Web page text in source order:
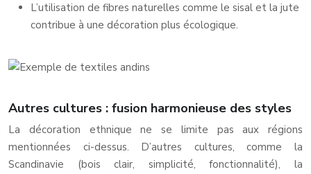
L’utilisation de fibres naturelles comme le sisal et la jute
contribue à une décoration plus écologique.
Autres cultures : fusion harmonieuse des styles
La décoration ethnique ne se limite pas aux régions
mentionnées ci-dessus. D’autres cultures, comme la
Scandinavie (bois clair, simplicité, fonctionnalité), la